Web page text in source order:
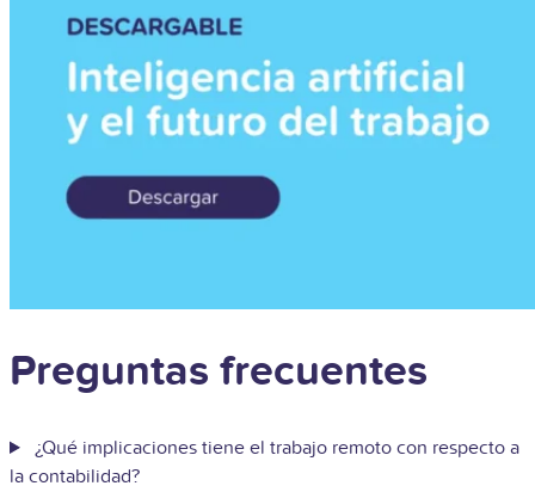
Preguntas frecuentes
¿Qué implicaciones tiene el trabajo remoto con respecto a
la contabilidad?